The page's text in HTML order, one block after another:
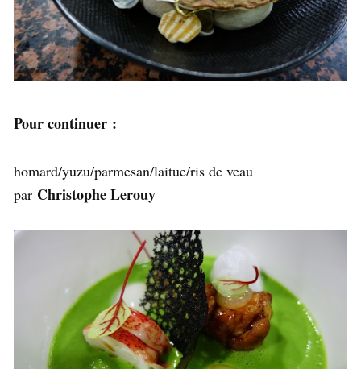
Pour continuer :
homard/yuzu/parmesan/laitue/ris de veau
par Christophe Lerouy